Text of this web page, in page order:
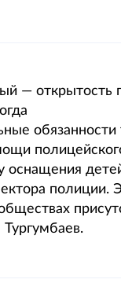
— открытость
полиции.